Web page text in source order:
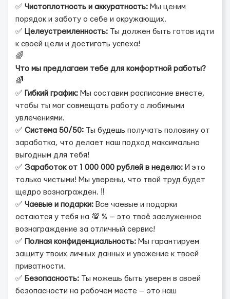
✅ Чистоплотность и аккуратность: Мы ценим
порядок и заботу о себе и окружающих.
✅ Целеустремленность: Ты должен быть готов идти
к своей цели и достигать успеха!
🌈
Что мы предлагаем тебе для комфортной работы?
🌈
✅
Гибкий график: Мы составим расписание вместе,
чтобы ты мог совмещать работу с любимыми
увлечениями.
✅ Система 50/50: Ты будешь получать половину от
заработка, что делает наш подход максимально
выгодным для тебя!
✅ Заработок от 1 000 000 рублей в неделю: И это
только чистыми! Мы уверены, что твой труд будет
щедро вознагражден. ‼️
✅ Чаевые и подарки: Все чаевые и подарки
остаются у тебя на 💯 % — это твоё заслуженное
вознаграждение за отличный сервис!
✅
Полная конфиденциальность: Мы гарантируем
защиту твоих личных данных и уважение к твоей
приватности.
✅ Безопасность: Ты можешь быть уверен в своей
безопасности на рабочем месте — это наш